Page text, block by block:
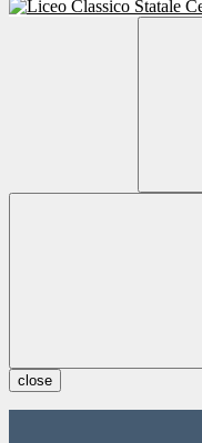
close